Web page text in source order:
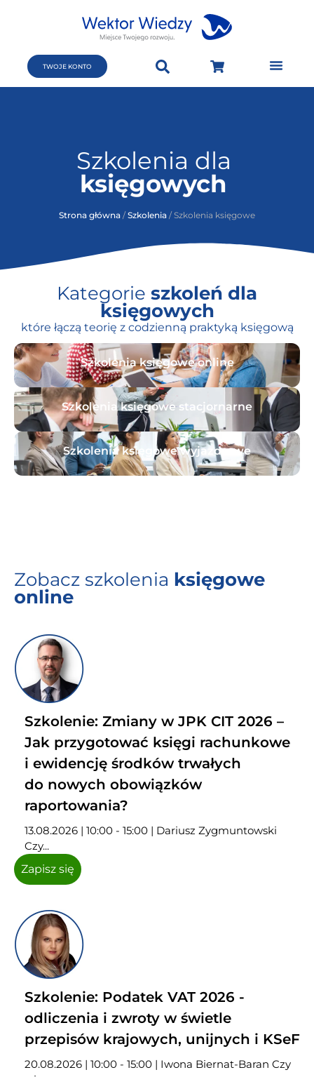
TWOJE KONTO
Szkolenia dla
księgowych
Strona główna /Szkolenia / Szkolenia księgowe
Kategorie szkoleń dla
księgowych
które łączą teorię z codzienną praktyką księgową
Szkolenia księgowe online
Szkolenia księgowe stacjornarne
Szkolenia księgowe wyjazdrowe
Zobacz szkolenia księgowe
online
Szkolenie: Zmiany w JPK CIT 2026 –
Jak przygotować księgi rachunkowe
i ewidencję środków trwałych
do nowych obowiązków
raportowania?
13.08.2026 | 10:00 - 15:00 | Dariusz Zygmuntowski
Czy...
Zapisz się
Szkolenie: Podatek VAT 2026 -
odliczenia i zwroty w świetle
przepisów krajowych, unijnych i KSeF
20.08.2026 | 10:00 - 15:00 | Iwona Biernat-Baran Czy